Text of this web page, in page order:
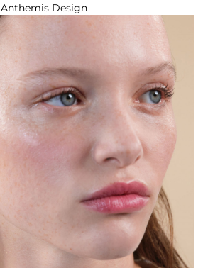
Anthemis Design